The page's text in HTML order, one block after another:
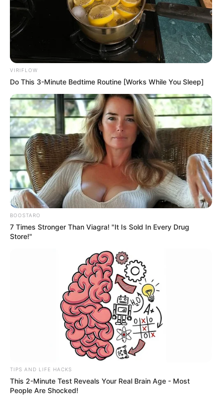
VIRIFLOW
Do This 3-Minute Bedtime Routine [Works While You Sleep]
BOOSTARO
7 Times Stronger Than Viagra! "It Is Sold In Every Drug
Store!"
TIPS AND LIFE HACKS
This 2-Minute Test Reveals Your Real Brain Age - Most
People Are Shocked!